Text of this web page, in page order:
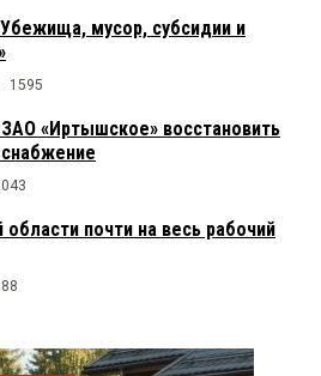
мусор, субсидии и
1595
«Иртышское» восстановить
почти на весь рабочий